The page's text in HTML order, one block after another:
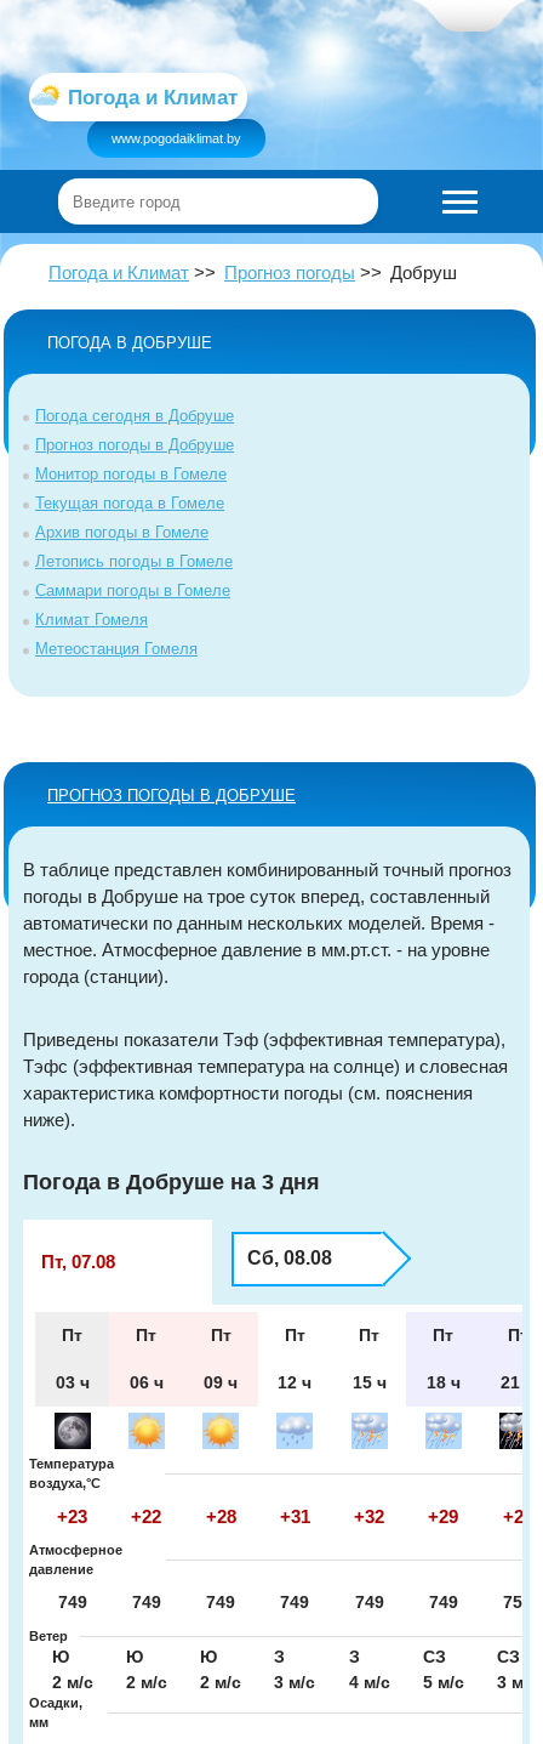
Погода и Климат
www.pogodaiklimat.by
Погода и Климат Прогноз погоды Добруш
ПОГОДА В ДОБРУШЕ
Погода сегодня в Добруше
Прогноз погоды в Добруше
Монитор погоды в Гомеле
Текущая погода в Гомеле
Архив погоды в Гомеле
Летопись погоды в Гомеле
Саммари погоды в Гомеле
Климат Гомеля
Метеостанция Гомеля
ПРОГНОЗ ПОГОДЫ В ДОБРУШЕ
В таблице представлен комбинированный точный прогноз
погоды в Добруше на трое суток вперед, составленный
автоматически по данным нескольких моделей. Время -
местное. Атмосферное давление в мм.рт.ст. - на уровне
города (станции).
Приведены показатели Тэф (эффективная температура),
Тэфс (эффективная температура на солнце) и словесная
характеристика комфортности погоды (см. пояснения
ниже).
Погода в Добруше на 3 дня
Пт, 07.08 Сб, 08.08
Пт Пт Пт Пт Пт Пт Пт
03 ч 06 ч 09 ч 12 ч 15 ч 18 ч 21 ч
Температура
воздуха,°С
+23 +22 +28 +31 +32 +29 +23
Атмосферное
давление
749 749 749 749 749 749 750
Ветер
Ю
2 м/с
Ю
2 м/с
Ю
2 м/с
З
3 м/с
З
4 м/с
СЗ
5 м/с
СЗ
3 м/с
Осадки,
мм